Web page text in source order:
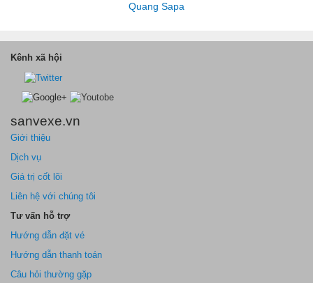
Quang Sapa
Kênh xã hội
sanvexe.vn
Giới thiệu
Dịch vụ
Giá trị cốt lõi
Liên hệ với chúng tôi
Tư vấn hỗ trợ
Hướng dẫn đặt vé
Hướng dẫn thanh toán
Câu hỏi thường gặp